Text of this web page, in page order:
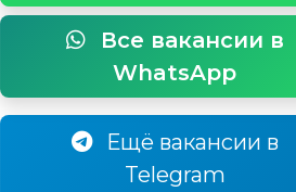
Все вакансии в
WhatsApp
Ещё вакансии в
Telegram